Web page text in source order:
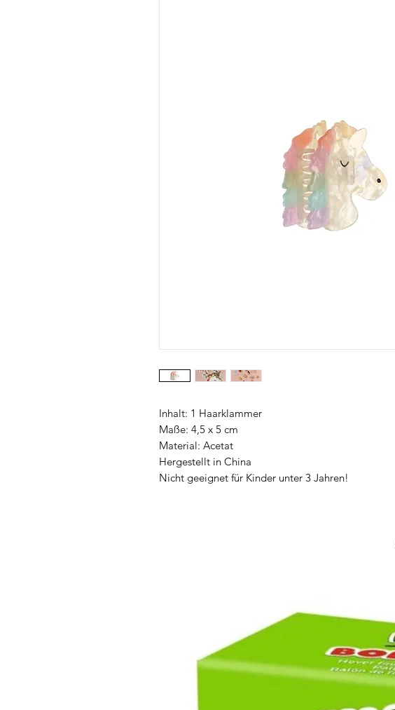
Inhalt: 1 Haarklammer
Maße: 4,5 x 5 cm
Material: Acetat
Hergestellt in China
Nicht geeignet für Kinder unter 3 Jahren!